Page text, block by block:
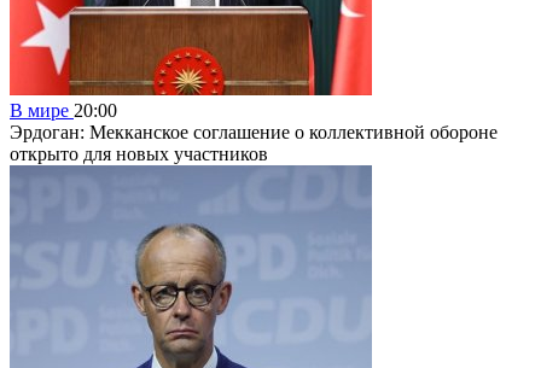
В мире 20:00
Эрдоган: Мекканское соглашение о коллективной обороне
открыто для новых участников